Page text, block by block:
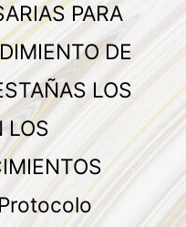
PARA
DE
LOS
LOS